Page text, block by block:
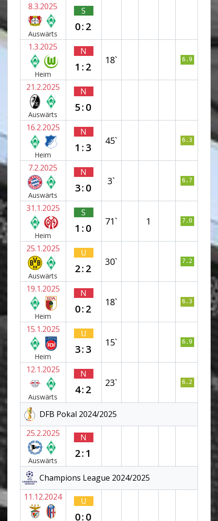
8.3.2025
Auswärts
S
0:2
1.3.2025
Heim
N
1:2
18` 6.9
21.2.2025
Auswärts
N
5:0
16.2.2025
Heim
N
1:3
45` 6.3
7.2.2025
Auswärts
N
3:0
3` 6.7
31.1.2025
Heim
S
1:0
71` 1 7.0
25.1.2025
Auswärts
U
2:2
30` 7.2
19.1.2025
Heim
N
0:2
18` 6.3
15.1.2025
Heim
U
3:3
15` 6.9
12.1.2025
Auswärts
N
4:2
23` 6.2
DFB Pokal 2024/2025
25.2.2025
Auswärts
N
2:1
Champions League 2024/2025
11.12.2024
U
0:0